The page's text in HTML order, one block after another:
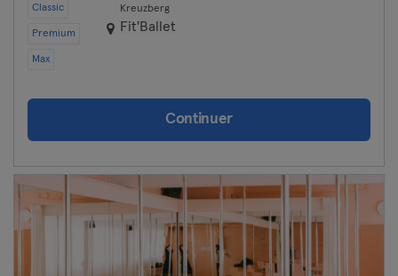
Classic
Premium
Max
Kreuzberg
Fit'Ballet
Continuer